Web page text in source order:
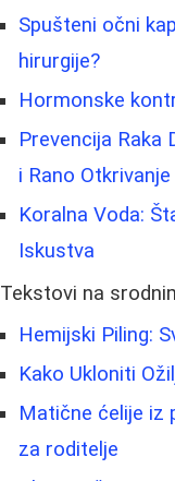
Spušteni očni
hirurgije?
Hormonske
Prevencija Raka
i Rano Otkrivanje
Koralna Voda:
Iskustva
Tekstovi na
Hemijski Piling:
Kako Ukloniti
Matične ćelije iz
za roditelje